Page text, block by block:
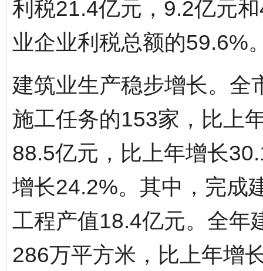
利税21.4亿元，9.2亿元
业企业利税总额的59.6%
建筑业生产稳步增长。全
施工任务的153家，比上
88.5亿元，比上年增长
增长24.2%。其中，完成
工程产值18.4亿元。全年
286万平方米，比上年增